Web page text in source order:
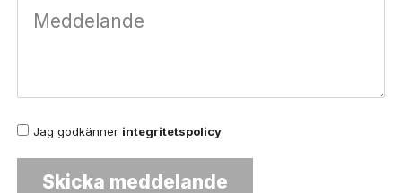
Jag godkänner integritetspolicy